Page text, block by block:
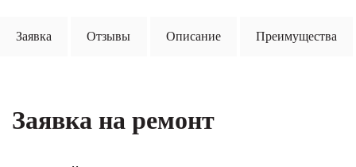
Заявка Отзывы Описание Преимущества
Заявка на ремонт